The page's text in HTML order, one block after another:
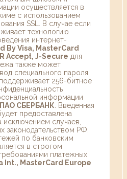
осуществляется в
с использованием
SSL. В случае если
технологию
интернет-
By Visa, MasterCard
Accept, J-Secure для
также может
специального пароля.
256-битное
информации
ПАО СБЕРБАНК . Введенная
предоставлена
исключением случаев,
законодательством РФ.
по банковским
в строгом
платежных
Int., MasterCard Europe